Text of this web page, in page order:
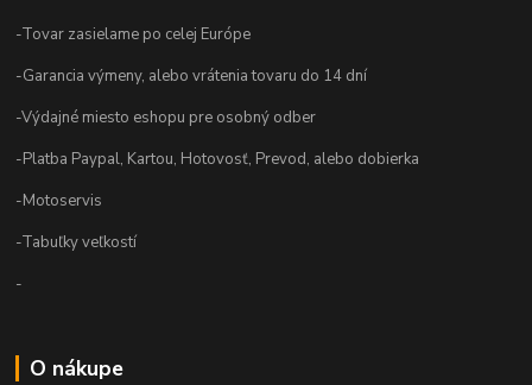
-Tovar zasielame po celej Európe
-Garancia výmeny, alebo vrátenia tovaru do 14 dní
-Výdajné miesto eshopu pre osobný odber
-Platba Paypal, Kartou, Hotovosť, Prevod, alebo dobierka
-Motoservis
-Tabuľky veľkostí
-
O nákupe